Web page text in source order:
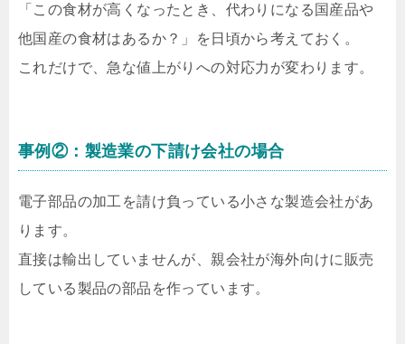
「この食材が高くなったとき、代わりになる国産品や
他国産の食材はあるか？」を日頃から考えておく。
これだけで、急な値上がりへの対応力が変わります。
事例②：製造業の下請け会社の場合
電子部品の加工を請け負っている小さな製造会社があ
ります。
直接は輸出していませんが、親会社が海外向けに販売
している製品の部品を作っています。